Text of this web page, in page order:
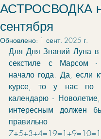
АСТРОСВОДКА
сентября
Обновлено: 1 сент. 2025 г.
Для Дня Знаний Луна в
секстиле с Марсом -
начало года. Да, если
курсе, то у нас по
календарю -
интересным должен
правильно